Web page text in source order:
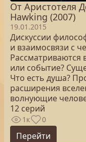
От Аристотеля
Hawking (2007)
19.01.2015
Дискуссии
и взаимосвязи с
Рассматриваются
или событие?
Что есть душа?
расширения
волнующие
12 серий
1к 0
Перейти